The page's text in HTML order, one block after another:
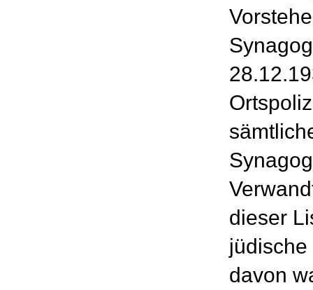
dieser
davon